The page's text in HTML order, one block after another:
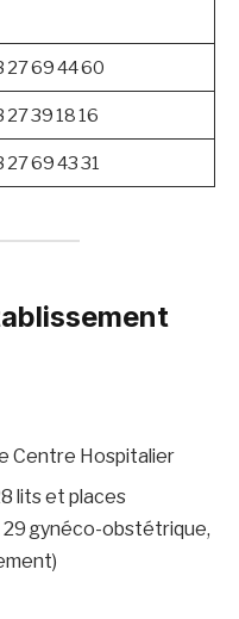
27 69 44 60
27 39 18 16
27 69 43 31
Centre Hospitalier
lits et places
29 gynéco-obstétrique,